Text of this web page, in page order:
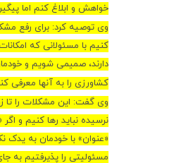
خواهش و ابلاغ کنم اما
وی توصیه کرد: برای رفع
کنیم با مسئولانی که
دارند، صمیمی شویم و
کشاورزی را به آنها معرفی
وی گفت: این مشکلات را تا
نرسیده نباید رها کنیم و اگر
«عنوان» با خودمان به یدک
مسئولیتی را پذیرفتیم به